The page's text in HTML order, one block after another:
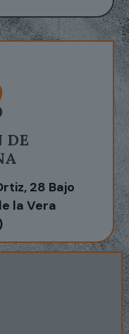
DE
28 Bajo
la Vera